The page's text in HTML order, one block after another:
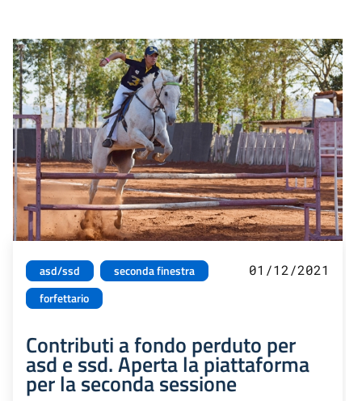
asd/ssd
seconda finestra
forfettario
01/12/2021
Contributi a fondo perduto per
asd e ssd. Aperta la piattaforma
per la seconda sessione